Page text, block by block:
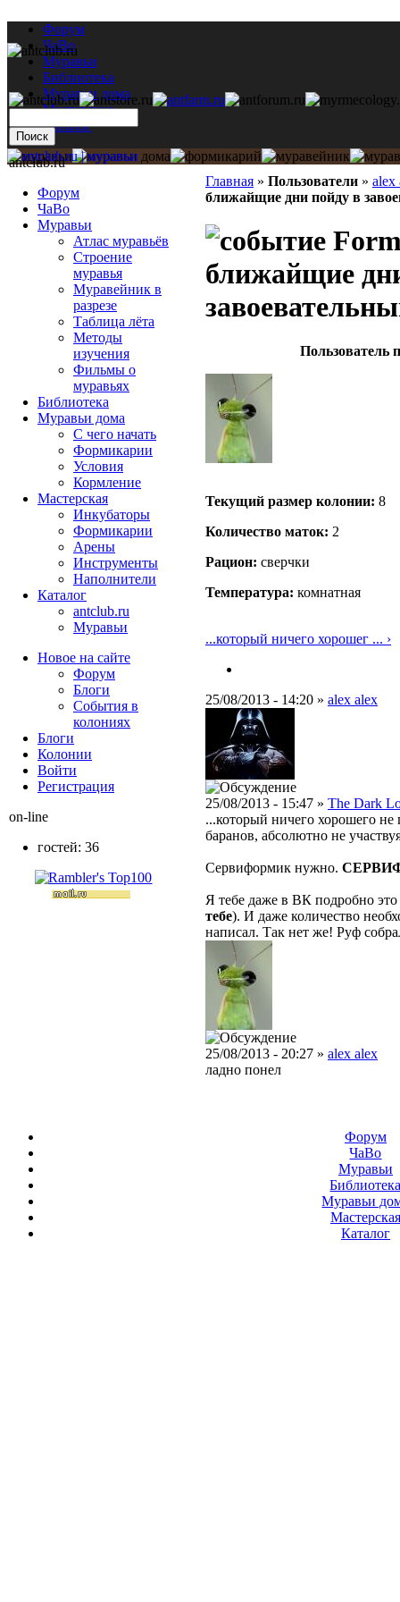
Форум
ЧаВо
Муравьи
Библиотека
Муравьи дома
Мастерская
Каталог
Главная » Пользователи » alex
ближайщие дни пойду в
ближайщие
Пользователь
Текущий размер кoлонии: 8
Количество маток: 2
Рацион: сверчки
Температура: комнатная
...который ничего хорошег ... ›
25/08/2013 - 14:20 » alex alex
25/08/2013 - 15:47 » The Dark
...который ничего хорошего не
баранов, абсолютно не
Сервиформик нужно.
Я тебе даже в ВК подробно
тебе). И даже количество
написал. Так нет же! Руф
25/08/2013 - 20:27 » alex alex
ладно понел
antclub.ru
Форум
ЧаВо
Муравьи
Атлас муравьёв
Строение
муравья
Муравейник в
разрезе
Таблица лёта
Методы
изучения
Фильмы о
муравьях
Библиотека
Муравьи дома
С чего начать
Формикарии
Условия
Кормление
Мастерская
Инкубаторы
Формикарии
Арены
Инструменты
Наполнители
Каталог
antclub.ru
Муравьи
Новое на сайте
Форум
Блоги
События в
колониях
Блоги
Колонии
Войти
Peгиcтpaция
on-line
гостей: 36
Форум
ЧаВо
Муравьи
Муравьи
Мастерская
Каталог